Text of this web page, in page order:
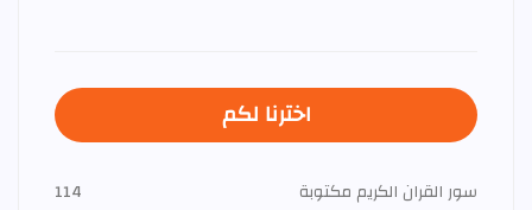
اخترنا لكم
سور القران الكريم مكتوبة
114